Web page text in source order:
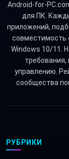
Android-for-
для ПК.
приложений,
совместимость
Windows 10/11.
требования,
управлению.
сообщества
РУБРИКИ